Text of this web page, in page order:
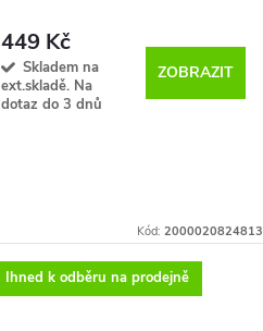
449 Kč
Skladem na
ext.skladě. Na
dotaz do 3 dnů
ZOBRAZIT
Kód:2000020824813
Ihned k odběru na prodejně